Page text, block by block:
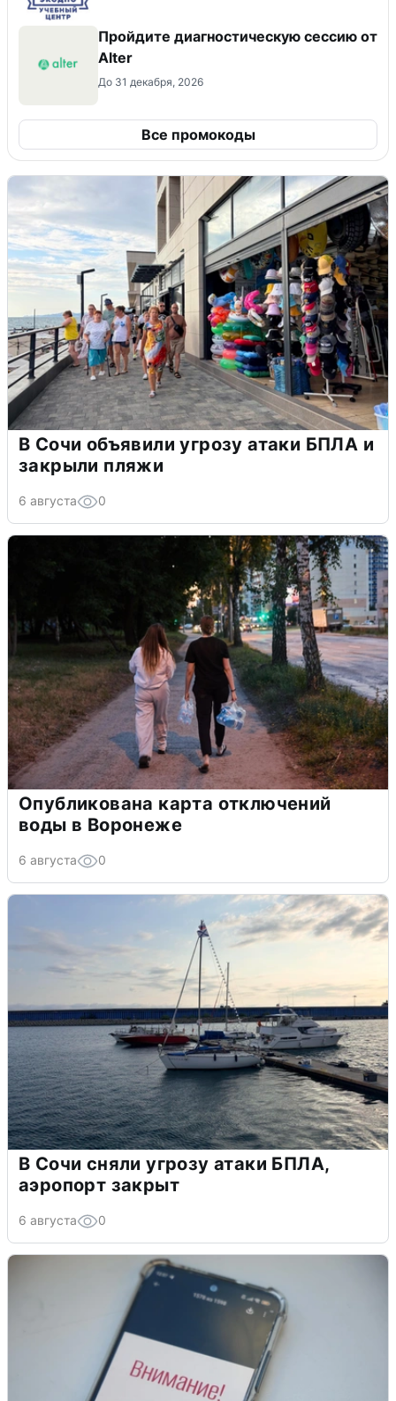
Пройдите диагностическую сессию от
Alter
До 31 декабря, 2026
Все промокоды
В Сочи объявили угрозу атаки БПЛА и
закрыли пляжи
6 августа 0
Опубликована карта отключений
воды в Воронеже
6 августа 0
В Сочи сняли угрозу атаки БПЛА,
аэропорт закрыт
6 августа 0